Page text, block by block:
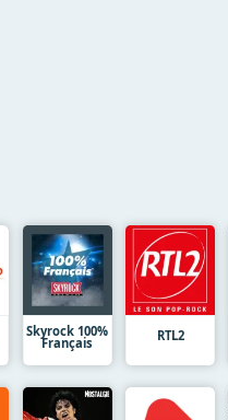
Skyrock 100%
Français RTL2